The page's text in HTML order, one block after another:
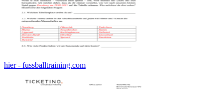
hier - fussballtraining.com